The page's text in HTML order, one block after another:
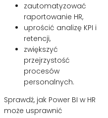
zautomatyzować
raportowanie HR,
uprościć analizę KPI i
retencji,
zwiększyć
przejrzystość
procesów
personalnych.
Sprawdź, jak Power BI w HR
może usprawnić